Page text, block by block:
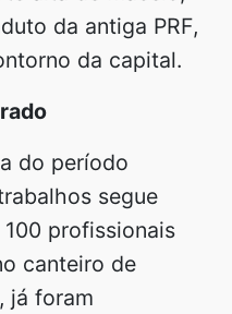
da antiga PRF,
da capital.
do período
segue
profissionais
canteiro de
já foram